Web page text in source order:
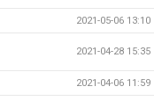
2021-05-06 13:10
2021-04-28 15:35
2021-04-06 11:59